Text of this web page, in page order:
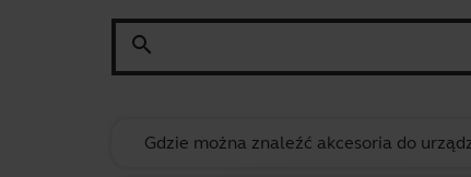
search
Gdzie można znaleźć akcesoria do